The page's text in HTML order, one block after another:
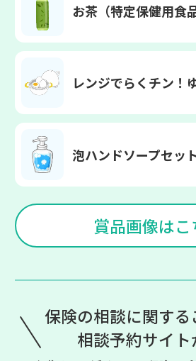
お茶（特定保健用食品
レンジでらくチン！
泡ハンドソープセッ
賞品画像はこ
保険の相談に関する
相談予約サイト